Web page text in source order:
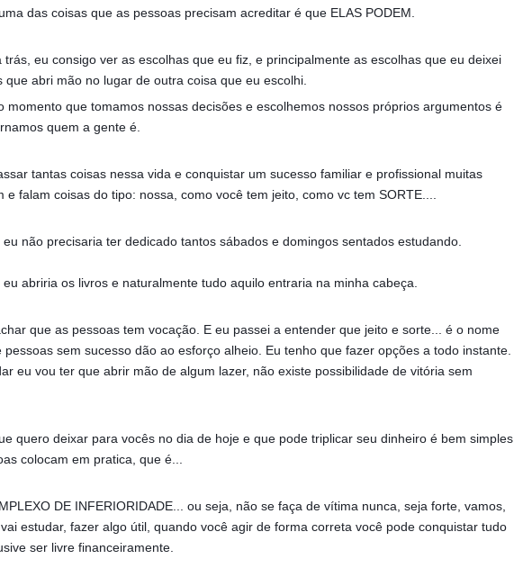
das coisas que as pessoas precisam acreditar é que ELAS PODEM.
trás, eu consigo ver as escolhas que eu fiz, e principalmente as escolhas que eu deixei
que abri mão no lugar de outra coisa que eu escolhi.
momento que tomamos nossas decisões e escolhemos nossos próprios argumentos é
quem a gente é.
tantas coisas nessa vida e conquistar um sucesso familiar e profissional muitas
e falam coisas do tipo: nossa, como você tem jeito, como vc tem SORTE....
não precisaria ter dedicado tantos sábados e domingos sentados estudando.
abriria os livros e naturalmente tudo aquilo entraria na minha cabeça.
que as pessoas tem vocação. E eu passei a entender que jeito e sorte... é o nome
sem sucesso dão ao esforço alheio. Eu tenho que fazer opções a todo instante.
eu vou ter que abrir mão de algum lazer, não existe possibilidade de vitória sem
quero deixar para vocês no dia de hoje e que pode triplicar seu dinheiro é bem simples
colocam em pratica, que é...
DE INFERIORIDADE... ou seja, não se faça de vítima nunca, seja forte, vamos,
estudar, fazer algo útil, quando você agir de forma correta você pode conquistar tudo
ser livre financeiramente.